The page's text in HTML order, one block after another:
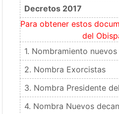
Decretos 2017
Para obtener estos
del
1. Nombramiento
2. Nombra Exorcistas
3. Nombra Presidente
4. Nombra Nuevos